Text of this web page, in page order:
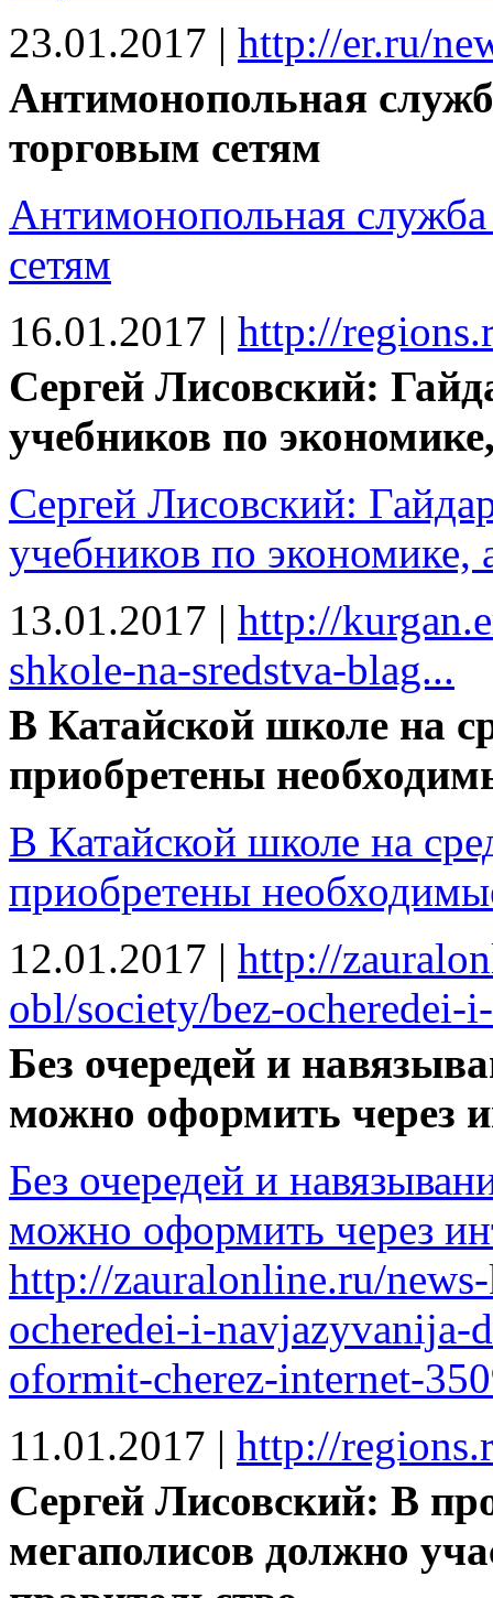
23.01.2017 | http://er.ru/
Антимонопольная
торговым сетям
Антимонопольная
сетям
16.01.2017 | http://
Сергей Лисовский:
учебников по
Сергей Лисовский:
учебников по экономике,
13.01.2017 | http://
shkole-na-sredstva-blag...
В Катайской школе на
приобретены
В Катайской школе на
приобретены
12.01.2017 | http://
obl/society/bez-ocheredei-
Без очередей и
можно оформить через
Без очередей и
можно оформить через
http://zauralonline.ru/
ocheredei-i-navjazyvanija-
oformit-cherez-internet-
11.01.2017 | http://
Сергей Лисовский: В
мегаполисов должно